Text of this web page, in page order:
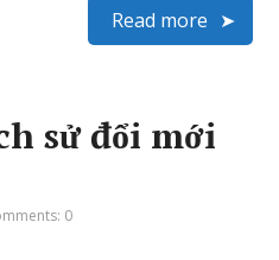
Read more
sử đổi mới
0